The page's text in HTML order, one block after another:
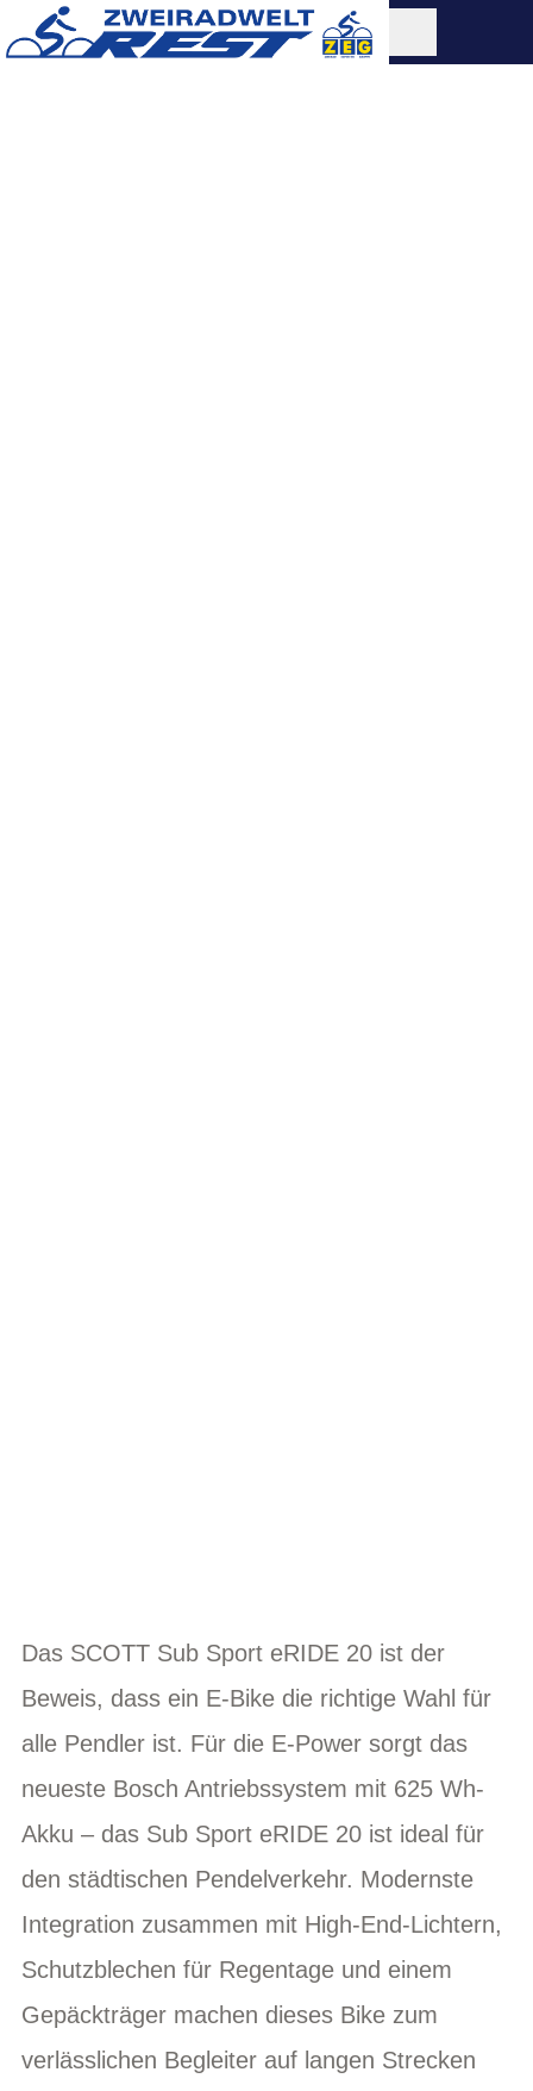
Das SCOTT Sub Sport eRIDE 20 ist der
Beweis, dass ein E-Bike die richtige Wahl für
alle Pendler ist. Für die E-Power sorgt das
neueste Bosch Antriebssystem mit 625 Wh-
Akku – das Sub Sport eRIDE 20 ist ideal für
den städtischen Pendelverkehr. Modernste
Integration zusammen mit High-End-Lichtern,
Schutzblechen für Regentage und einem
Gepäckträger machen dieses Bike zum
verlässlichen Begleiter auf langen Strecken